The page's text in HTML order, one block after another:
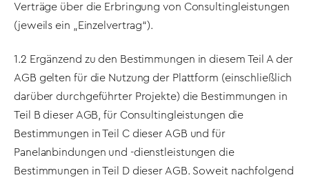
Verträge über die Erbringung von Consultingleistungen
(jeweils ein „Einzelvertrag“).
1.2 Ergänzend zu den Bestimmungen in diesem Teil A der
AGB gelten für die Nutzung der Plattform (einschließlich
darüber durchgeführter Projekte) die Bestimmungen in
Teil B dieser AGB, für Consultingleistungen die
Bestimmungen in Teil C dieser AGB und für
Panelanbindungen und -dienstleistungen die
Bestimmungen in Teil D dieser AGB. Soweit nachfolgend